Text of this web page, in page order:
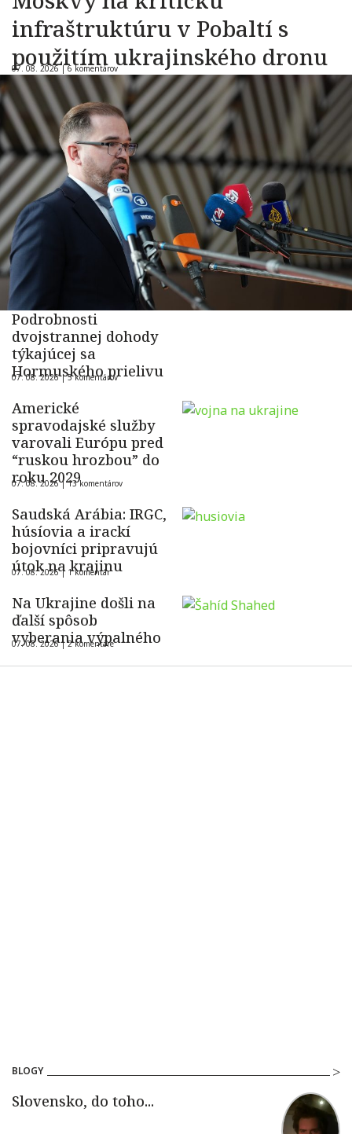
infraštruktúru v Pobaltí s
použitím ukrajinského dronu
07. 08. 2026 |6 komentárov
Podrobnosti
dvojstrannej dohody
týkajúcej sa
Hormuského prielivu
07. 08. 2026 |5 komentárov
Americké
spravodajské služby
varovali Európu pred
“ruskou hrozbou” do
roku 2029
07. 08. 2026 |13 komentárov
Saudská Arábia: IRGC,
húsíovia a irackí
bojovníci pripravujú
útok na krajinu
07. 08. 2026 | 1 komentár
Na Ukrajine došli na
ďalší spôsob
vyberania výpalného
07. 08. 2026 |2 komentáre
BLOGY